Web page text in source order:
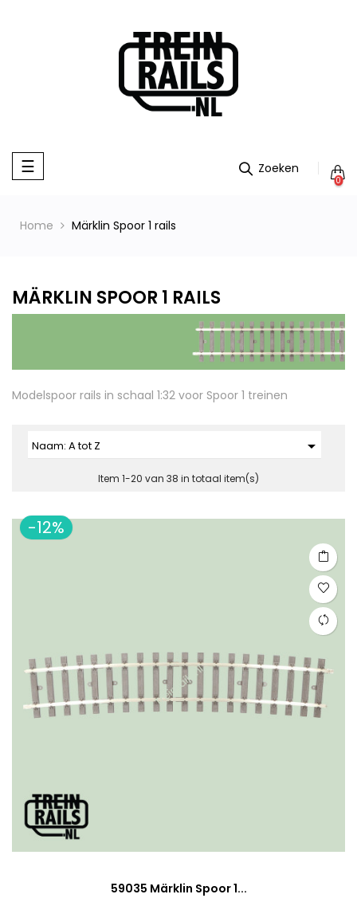
Toggle
navigation
☰
0
Home Märklin Spoor 1 rails
MÄRKLIN SPOOR 1 RAILS
Modelspoor rails in schaal 1:32 voor Spoor 1 treinen
Naam: A tot Z 
Item 1-20 van 38 in totaal item(s)
-12%
59035 Märklin Spoor 1...